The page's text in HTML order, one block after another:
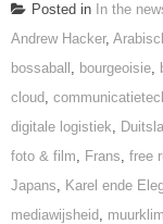
Posted in In the
Andrew Hacker,
bossaball , bourgeoisie,
cloud,
digitale logistiek,
foto & film, Frans, free
Japans, Karel ende
mediawijsheid,